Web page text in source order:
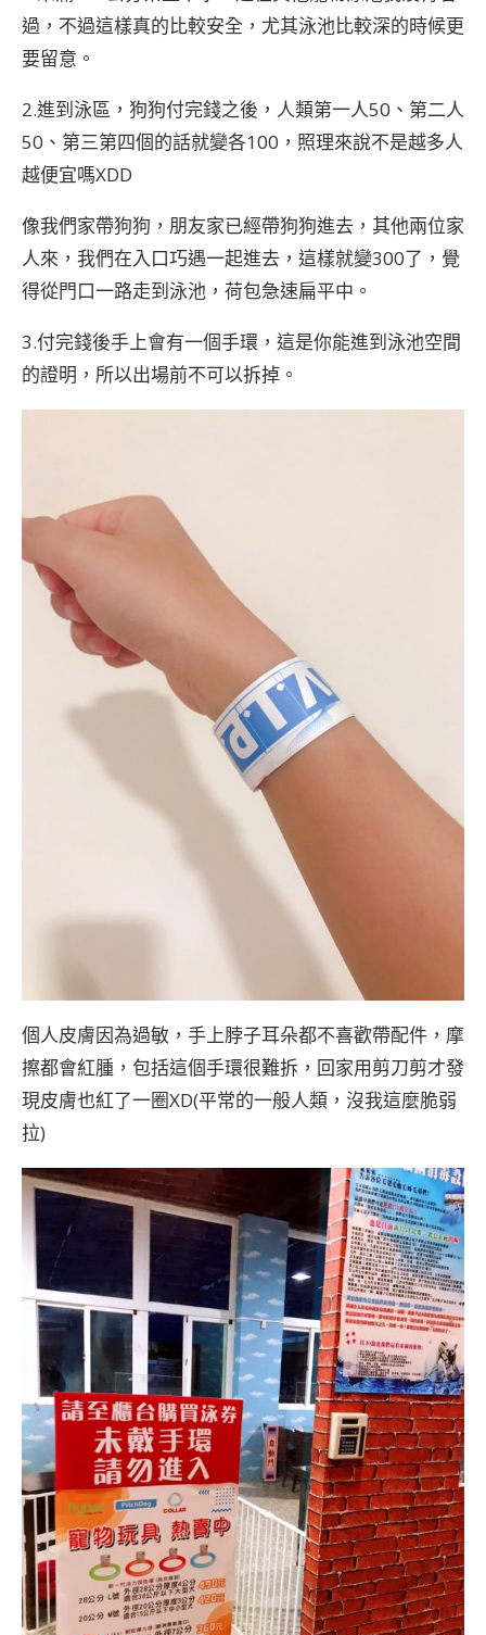
過，不過這樣真的比較安全，尤其泳池比較深的時候更
要留意。
2.進到泳區，狗狗付完錢之後，人類第一人50、第二人
50、第三第四個的話就變各100，照理來說不是越多人
越便宜嗎XDD
像我們家帶狗狗，朋友家已經帶狗狗進去，其他兩位家
人來，我們在入口巧遇一起進去，這樣就變300了，覺
得從門口一路走到泳池，荷包急速扁平中。
3.付完錢後手上會有一個手環，這是你能進到泳池空間
的證明，所以出場前不可以拆掉。
個人皮膚因為過敏，手上脖子耳朵都不喜歡帶配件，摩
擦都會紅腫，包括這個手環很難拆，回家用剪刀剪才發
現皮膚也紅了一圈XD(平常的一般人類，沒我這麼脆弱
拉)